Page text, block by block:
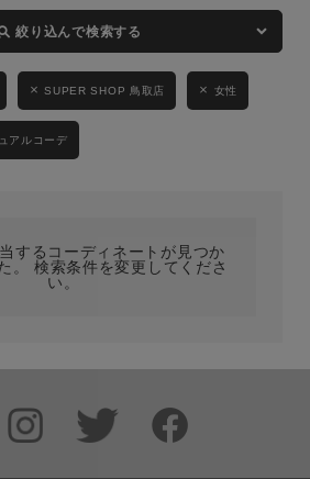
LADIES KIDS
絞り込んで検索する
SUPER SHOP 鳥取店 女性
アルコーデ
するコーディネートが見つか
。 検索条件を変更してくださ
い。